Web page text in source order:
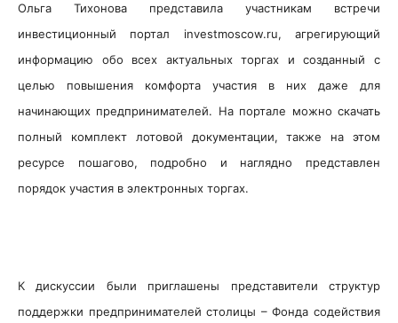
Ольга Тихонова представила участникам встречи
инвестиционный портал investmoscow.ru, агрегирующий
информацию обо всех актуальных торгах и созданный с
целью повышения комфорта участия в них даже для
начинающих предпринимателей. На портале можно скачать
полный комплект лотовой документации, также на этом
ресурсе пошагово, подробно и наглядно представлен
порядок участия в электронных торгах.
К дискуссии были приглашены представители структур
поддержки предпринимателей столицы – Фонда содействия